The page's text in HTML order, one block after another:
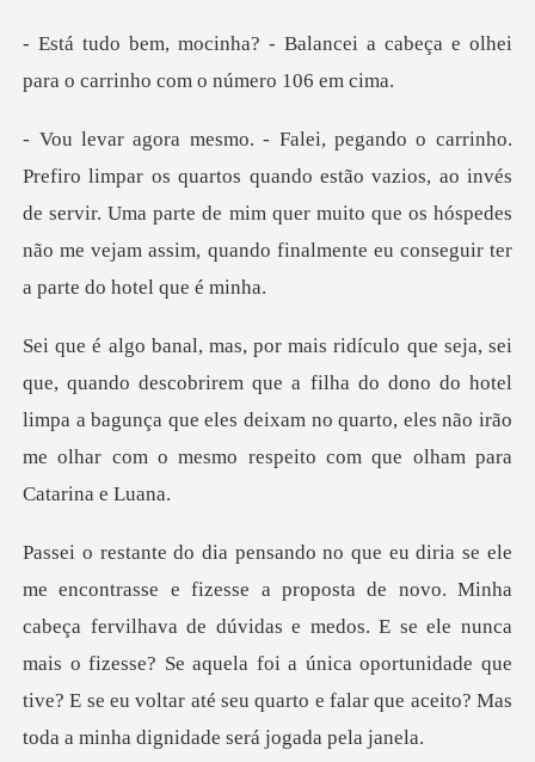
ancei a cabeça e olhei
para o c
ndo estão vazios, ao invés
de servir. Uma parte de mim quer muito que os hóspedes
n
irem que a filha do dono do hotel
limpa a bagunça que eles deixam no quarto, e
cabeça fervilhava de dúvidas e medos. E se ele nunca
mais o fizesse? Se aquela foi a única oportunidade qu